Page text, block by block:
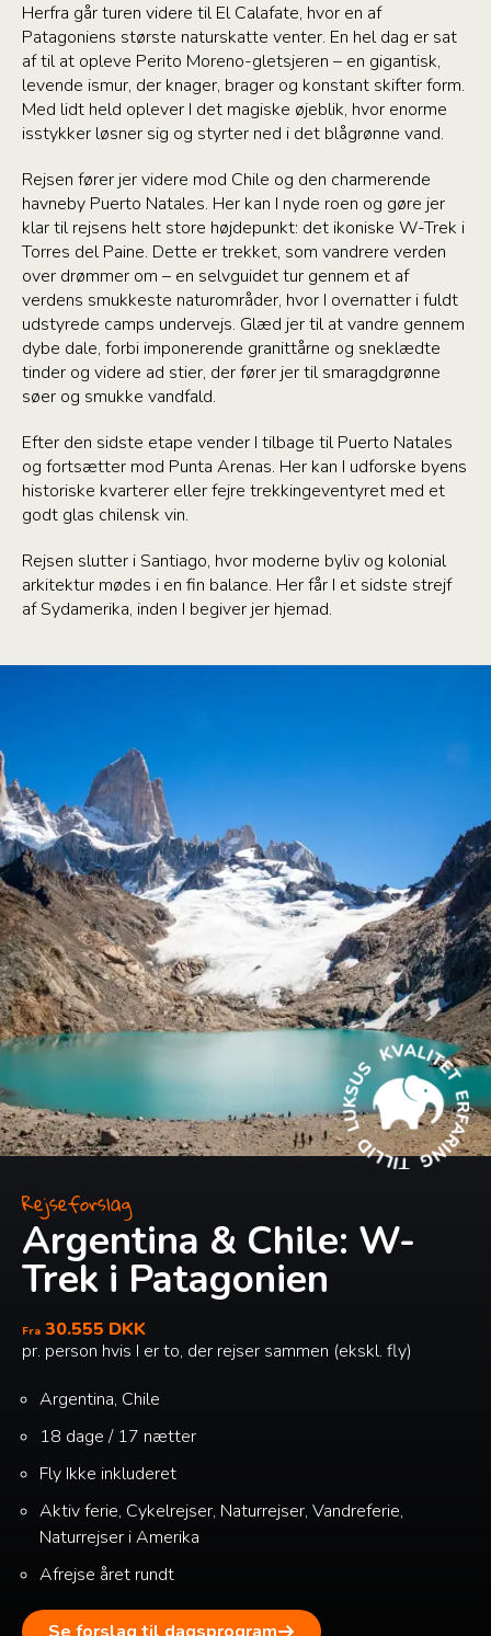
Herfra går turen videre til El Calafate, hvor en af
Patagoniens største naturskatte venter. En hel dag er sat
af til at opleve Perito Moreno-gletsjeren – en gigantisk,
levende ismur, der knager, brager og konstant skifter form.
Med lidt held oplever I det magiske øjeblik, hvor enorme
isstykker løsner sig og styrter ned i det blågrønne vand.
Rejsen fører jer videre mod Chile og den charmerende
havneby Puerto Natales. Her kan I nyde roen og gøre jer
klar til rejsens helt store højdepunkt: det ikoniske W-Trek i
Torres del Paine. Dette er trekket, som vandrere verden
over drømmer om – en selvguidet tur gennem et af
verdens smukkeste naturområder, hvor I overnatter i fuldt
udstyrede camps undervejs. Glæd jer til at vandre gennem
dybe dale, forbi imponerende granittårne og sneklædte
tinder og videre ad stier, der fører jer til smaragdgrønne
søer og smukke vandfald.
Efter den sidste etape vender I tilbage til Puerto Natales
og fortsætter mod Punta Arenas. Her kan I udforske byens
historiske kvarterer eller fejre trekkingeventyret med et
godt glas chilensk vin.
Rejsen slutter i Santiago, hvor moderne byliv og kolonial
arkitektur mødes i en fin balance. Her får I et sidste strejf
af Sydamerika, inden I begiver jer hjemad.
Rejseforslag
Argentina & Chile: W-
Trek i Patagonien
Fra 30.555 DKK
pr. person hvis I er to, der rejser sammen (ekskl. fly)
Argentina, Chile
18 dage / 17 nætter
Fly Ikke inkluderet
Aktiv ferie, Cykelrejser, Naturrejser, Vandreferie,
Naturrejser i Amerika
Afrejse året rundt